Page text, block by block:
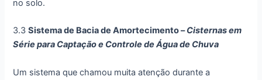
no solo.
3.3Sistema de Bacia de Amortecimento –Cisternas em
Série para Captação e Controle de Água de Chuva
Um sistema que chamou muita atenção durante a